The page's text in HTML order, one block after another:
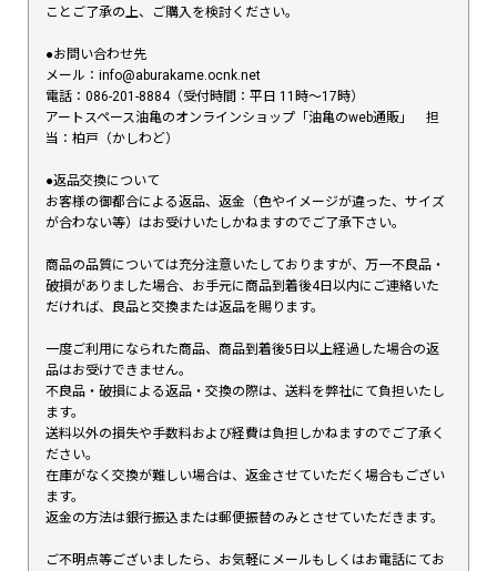
ことご了承の上、ご購入を検討ください。
●お問い合わせ先
メール：info@aburakame.ocnk.net
電話：086-201-8884（受付時間：平日 11時〜17時）
アートスペース油亀のオンラインショップ「油亀のweb通販」 担
当：柏戸（かしわど）
●返品交換について
お客様の御都合による返品、返金（色やイメージが違った、サイズ
が合わない等）はお受けいたしかねますのでご了承下さい。
商品の品質については充分注意いたしておりますが、万一不良品・
破損がありました場合、お手元に商品到着後4日以内にご連絡いた
だければ、良品と交換または返品を賜ります。
一度ご利用になられた商品、商品到着後5日以上経過した場合の返
品はお受けできません。
不良品・破損による返品・交換の際は、送料を弊社にて負担いたし
ます。
送料以外の損失や手数料および経費は負担しかねますのでご了承く
ださい。
在庫がなく交換が難しい場合は、返金させていただく場合もござい
ます。
返金の方法は銀行振込または郵便振替のみとさせていただきます。
ご不明点等ございましたら、お気軽にメールもしくはお電話にてお